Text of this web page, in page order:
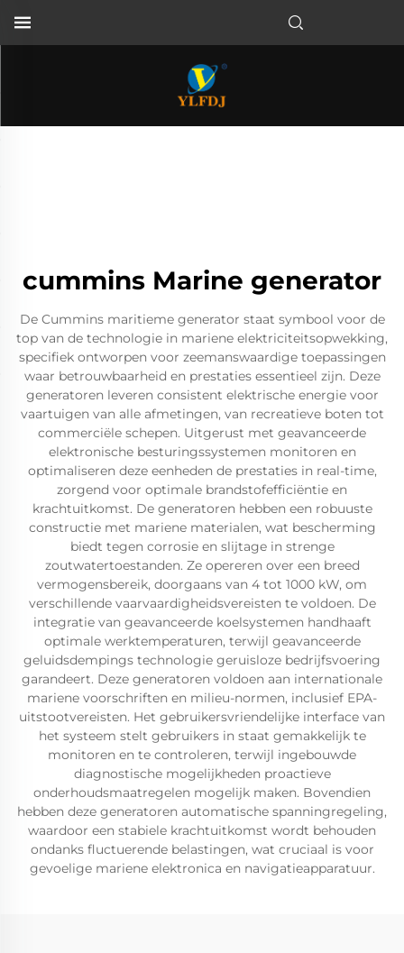
cummins Marine generator
De Cummins maritieme generator staat symbool voor de
top van de technologie in mariene elektriciteitsopwekking,
specifiek ontworpen voor zeemanswaardige toepassingen
waar betrouwbaarheid en prestaties essentieel zijn. Deze
generatoren leveren consistent elektrische energie voor
vaartuigen van alle afmetingen, van recreatieve boten tot
commerciële schepen. Uitgerust met geavanceerde
elektronische besturingssystemen monitoren en
optimaliseren deze eenheden de prestaties in real-time,
zorgend voor optimale brandstofefficiëntie en
krachtuitkomst. De generatoren hebben een robuuste
constructie met mariene materialen, wat bescherming
biedt tegen corrosie en slijtage in strenge
zoutwatertoestanden. Ze opereren over een breed
vermogensbereik, doorgaans van 4 tot 1000 kW, om
verschillende vaarvaardigheidsvereisten te voldoen. De
integratie van geavanceerde koelsystemen handhaaft
optimale werktemperaturen, terwijl geavanceerde
geluidsdempings technologie geruisloze bedrijfsvoering
garandeert. Deze generatoren voldoen aan internationale
mariene voorschriften en milieu-normen, inclusief EPA-
uitstootvereisten. Het gebruikersvriendelijke interface van
het systeem stelt gebruikers in staat gemakkelijk te
monitoren en te controleren, terwijl ingebouwde
diagnostische mogelijkheden proactieve
onderhoudsmaatregelen mogelijk maken. Bovendien
hebben deze generatoren automatische spanningregeling,
waardoor een stabiele krachtuitkomst wordt behouden
ondanks fluctuerende belastingen, wat cruciaal is voor
gevoelige mariene elektronica en navigatieapparatuur.